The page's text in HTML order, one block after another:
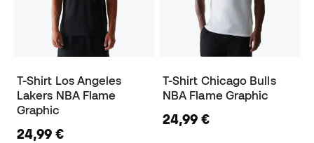
T-Shirt Los Angeles
Lakers NBA Flame
Graphic
24,99 €
T-Shirt Chicago Bulls
NBA Flame Graphic
24,99 €